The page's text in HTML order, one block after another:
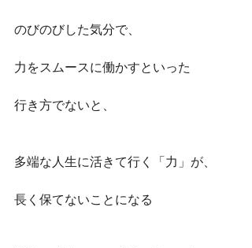
のびのびした気分で、
力をスムースに働かすといった
行き方でないと、
多端な人生に活きて行く「力」が、
長く保てないことになる